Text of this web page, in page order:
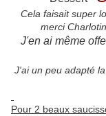
Cela faisait super
merci
J'en ai même
J'ai un peu adapté
Pour 2 beaux